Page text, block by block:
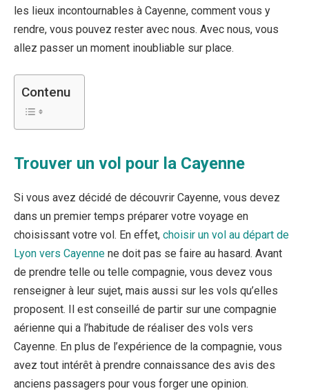
les lieux incontournables à Cayenne, comment vous y
rendre, vous pouvez rester avec nous. Avec nous, vous
allez passer un moment inoubliable sur place.
Contenu
Trouver un vol pour la Cayenne
Si vous avez décidé de découvrir Cayenne, vous devez
dans un premier temps préparer votre voyage en
choisissant votre vol. En effet, choisir un vol au départ de
Lyon vers Cayenne ne doit pas se faire au hasard. Avant
de prendre telle ou telle compagnie, vous devez vous
renseigner à leur sujet, mais aussi sur les vols qu’elles
proposent. Il est conseillé de partir sur une compagnie
aérienne qui a l’habitude de réaliser des vols vers
Cayenne. En plus de l’expérience de la compagnie, vous
avez tout intérêt à prendre connaissance des avis des
anciens passagers pour vous forger une opinion.